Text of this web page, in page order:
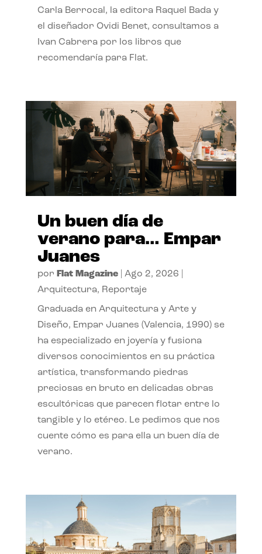
Carla Berrocal, la editora Raquel Bada y
el diseñador Ovidi Benet, consultamos a
Ivan Cabrera por los libros que
recomendaría para Flat.
Un buen día de
verano para… Empar
Juanes
por Flat Magazine| Ago 2, 2026
Arquitectura, Reportaje
Graduada en Arquitectura y Arte y
Diseño, Empar Juanes (Valencia, 1990) se
ha especializado en joyería y fusiona
diversos conocimientos en su práctica
artística, transformando piedras
preciosas en bruto en delicadas obras
escultóricas que parecen flotar entre lo
tangible y lo etéreo. Le pedimos que nos
cuente cómo es para ella un buen día de
verano.